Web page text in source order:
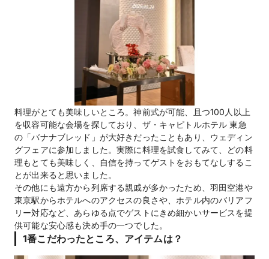
料理がとても美味しいところ。神前式が可能、且つ100人以上
を収容可能な会場を探しており、ザ・キャピトルホテル 東急
の「バナナブレッド」が大好きだったこともあり、ウェディン
グフェアに参加しました。実際に料理を試食してみて、どの料
理もとても美味しく、自信を持ってゲストをおもてなしするこ
とが出来ると思いました。
その他にも遠方から列席する親戚が多かったため、羽田空港や
東京駅からホテルへのアクセスの良さや、ホテル内のバリアフ
リー対応など、あらゆる点でゲストにきめ細かいサービスを提
供可能な安心感も決め手の一つでした。
1番こだわったところ、アイテムは？